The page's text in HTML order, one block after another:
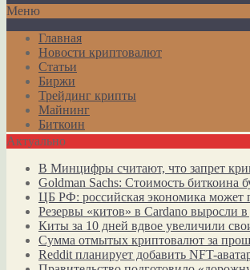
Меню
Главная
Новости криптовалют
Статьи
Биржи
Трейдинг крипты
Майнинг
Биткоин
Актуально
В Минцифры считают, что запрет
Goldman Sachs: Стоимость биткоина
ЦБ РФ: российская экономика может
Резервы «китов» в Cardano выросли в
Киты за 10 дней вдвое увеличили
Сумма отмытых криптовалют за
Reddit планирует добавить NFT-